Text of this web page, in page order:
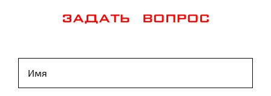
ЗАДАТЬ ВОПРОС